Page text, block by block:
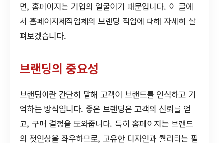
면, 홈페이지는 기업의 얼굴이기 때문입니다. 이 글에
서 홈페이지제작업체의 브랜딩 작업에 대해 자세히 살
펴보겠습니다.
브랜딩의 중요성
브랜딩이란 간단히 말해 고객이 브랜드를 인식하고 기
억하는 방식입니다. 좋은 브랜딩은 고객의 신뢰를 얻
고, 구매 결정을 도와줍니다. 특히 홈페이지는 브랜드
의 첫인상을 좌우하므로, 고유한 디자인과 퀄리티는 필